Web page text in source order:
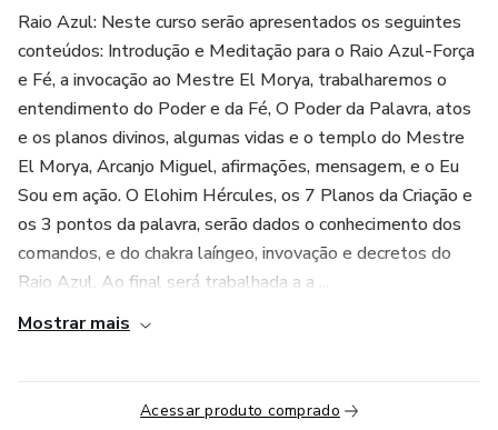
Raio Azul: Neste curso serão apresentados os seguintes
conteúdos: Introdução e Meditação para o Raio Azul-Força
e Fé, a invocação ao Mestre El Morya, trabalharemos o
entendimento do Poder e da Fé, O Poder da Palavra, atos
e os planos divinos, algumas vidas e o templo do Mestre
El Morya, Arcanjo Miguel, afirmações, mensagem, e o Eu
Sou em ação. O Elohim Hércules, os 7 Planos da Criação e
os 3 pontos da palavra, serão dados o conhecimento dos
comandos, e do chakra laíngeo, invovação e decretos do
Raio Azul. Ao final será trabalhada a a ...
Mostrar mais
Acessar produto comprado